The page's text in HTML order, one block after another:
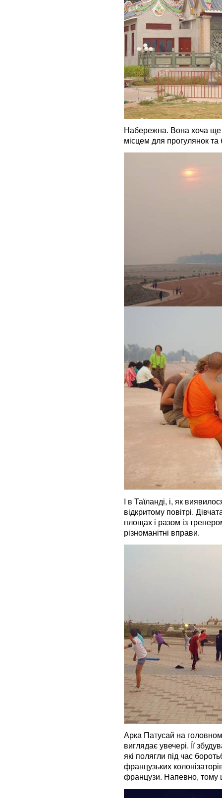
Набережна. Вона хоча ще
місцем для прогулянок та
І в Таїланді, і, як
відкритому повітрі.
площах і разом із
різноманітні вправи.
Арка Патусай на
виглядає увечері. Її
які полягли під час
французьких
французи. Напевно, тому